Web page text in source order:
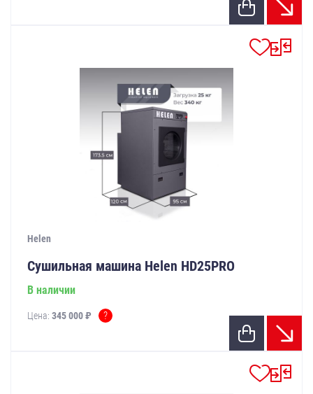
Helen
Сушильная машина Helen HD25PRO
В наличии
Цена: 345 000 ₽ ?